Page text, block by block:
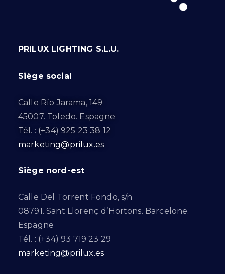
PRILUX LIGHTING S.L.U.
Siège social
Calle Río Jarama, 149
45007. Toledo. Espagne
Tél. : (+34) 925 23 38 12
marketing@prilux.es
Siège nord-est
Calle Del Torrent Fondo, s/n
08791. Sant Llorenç d’Hortons. Barcelone.
Espagne
Tél. : (+34) 93 719 23 29
marketing@prilux.es